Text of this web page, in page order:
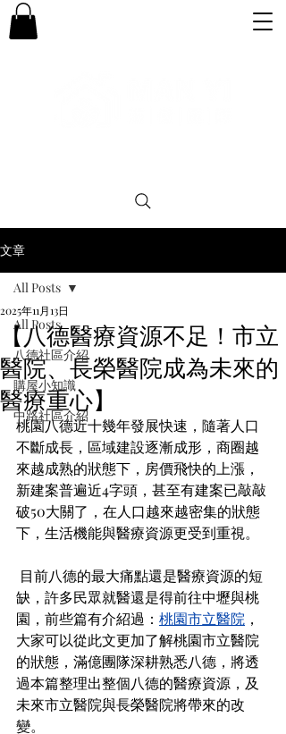
文章
All Posts
八德社區介紹
購屋小知識
中路社區介紹
All Posts
【八德醫療資源不足！市立
醫院、長榮醫院成為未來的
醫療重心】
2025年11月13日
桃園八德近十幾年發展快速，隨著人口
不斷成長，區域建設逐漸成形，商圈越
來越成熟的狀態下，房價飛快的上漲，
新建案普遍近4字頭，甚至有建案已敲敲
破50大關了，在人口越來越密集的狀態
下，生活機能與醫療資源更受到重視。
缺，許多民眾就醫還是得前往中壢與桃
園，前些篇有介紹過： 桃園市立醫院 ，
大家可以從此文更加了解桃園市立醫院
的狀態，滿億團隊深耕熟悉八德，將透
過本篇整理出整個八德的醫療資源，及
未來市立醫院與長榮醫院將帶來的改
變。